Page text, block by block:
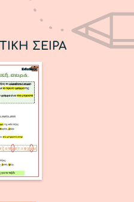
ΣΕΙΡΑ